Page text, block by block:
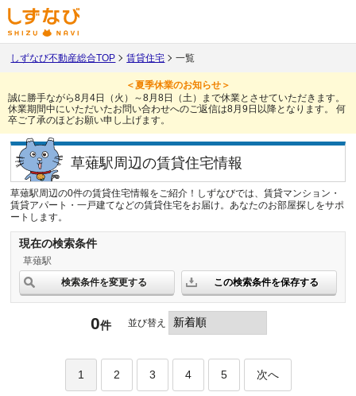
しずなび不動産総合TOP 賃貸住宅 一覧
＜夏季休業のお知らせ＞
誠に勝手ながら8月4日（火）～8月8日（土）まで休業とさせていただきます。
休業期間中にいただいたお問い合わせへのご返信は8月9日以降となります。
何
卒ご了承のほどお願い申し上げます。
草薙駅周辺の賃貸住宅情報
草薙駅周辺の0件の賃貸住宅情報をご紹介！しずなびでは、賃貸マンション・
賃貸アパート・一戸建てなどの賃貸住宅をお届け。あなたのお部屋探しをサポ
ートします。
現在の検索条件
草薙駅
検索条件を変更する
この検索条件を保存する
0件 並び替え
1 2 3 4 5 次へ